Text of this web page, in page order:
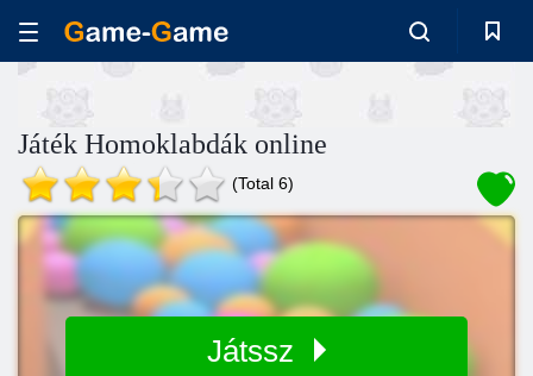
Játék Homoklabdák online
(Total 6)
Játssz